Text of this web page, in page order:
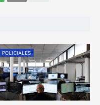
POLICIALES